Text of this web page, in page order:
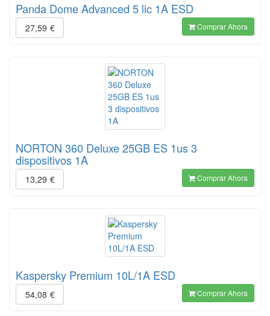
Panda Dome Advanced 5 lic 1A ESD
27,59 € Comprar Ahora
NORTON 360 Deluxe 25GB ES 1us 3
dispositivos 1A
13,29 € Comprar Ahora
Kaspersky Premium 10L/1A ESD
54,08 € Comprar Ahora